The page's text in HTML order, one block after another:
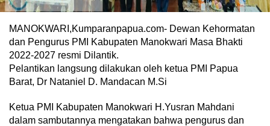
MANOKWARI,Kumparanpapua.com- Dewan Kehormatan
dan Pengurus PMI Kabupaten Manokwari Masa Bhakti
2022-2027 resmi Dilantik.
Pelantikan langsung dilakukan oleh ketua PMI Papua
Barat, Dr Nataniel D. Mandacan M.Si
Ketua PMI Kabupaten Manokwari H.Yusran Mahdani
dalam sambutannya mengatakan bahwa pengurus dan